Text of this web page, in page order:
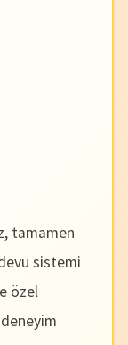
tamamen
sistemi
özel